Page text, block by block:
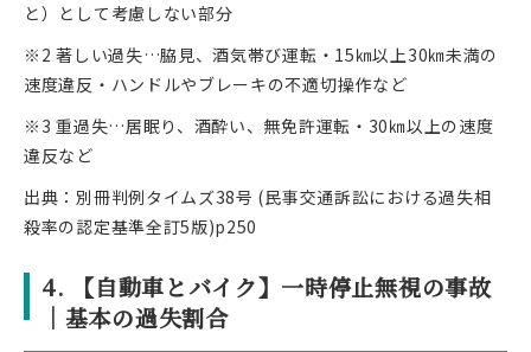
と）として考慮しない部分
※2 著しい過失…脇見、酒気帯び運転・15㎞以上30㎞未満の
速度違反・ハンドルやブレーキの不適切操作など
※3 重過失…居眠り、酒酔い、無免許運転・30㎞以上の速度
違反など
出典：別冊判例タイムズ38号 (民事交通訴訟における過失相
殺率の認定基準全訂5版)p250
4. 【自動車とバイク】一時停止無視の事故
｜基本の過失割合